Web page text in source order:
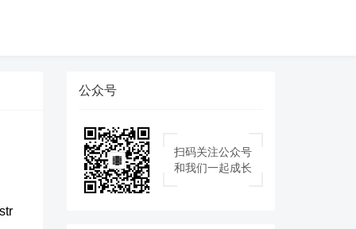
公众号
扫码关注公众号
和我们一起成长